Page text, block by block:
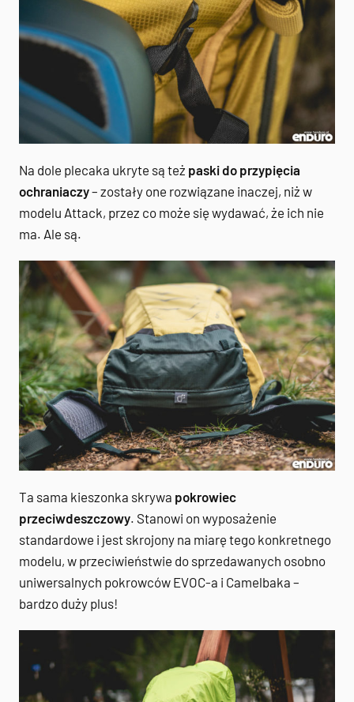
Na dole plecaka ukryte są też paski do przypięcia
ochraniaczy– zostały one rozwiązane inaczej, niż w
modelu Attack, przez co może się wydawać, że ich nie
ma. Ale są.
Ta sama kieszonka skrywa pokrowiec
przeciwdeszczowy. Stanowi on wyposażenie
standardowe i jest skrojony na miarę tego konkretnego
modelu, w przeciwieństwie do sprzedawanych osobno
uniwersalnych pokrowców EVOC-a i Camelbaka –
bardzo duży plus!